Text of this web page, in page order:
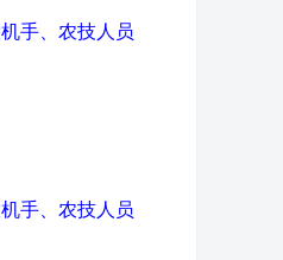
手、农技人员
手、农技人员